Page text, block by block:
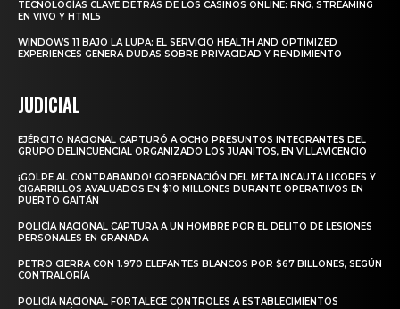
TECNOLOGÍAS CLAVE DETRÁS DE LOS CASINOS ONLINE: RNG, STREAMING
EN VIVO Y HTML5
WINDOWS 11 BAJO LA LUPA: EL SERVICIO HEALTH AND OPTIMIZED
EXPERIENCES GENERA DUDAS SOBRE PRIVACIDAD Y RENDIMIENTO
JUDICIAL
EJÉRCITO NACIONAL CAPTURÓ A OCHO PRESUNTOS INTEGRANTES DEL
GRUPO DELINCUENCIAL ORGANIZADO LOS JUANITOS, EN VILLAVICENCIO
¡GOLPE AL CONTRABANDO! GOBERNACIÓN DEL META INCAUTA LICORES Y
CIGARRILLOS AVALUADOS EN $10 MILLONES DURANTE OPERATIVOS EN
PUERTO GAITÁN
POLICÍA NACIONAL CAPTURA A UN HOMBRE POR EL DELITO DE LESIONES
PERSONALES EN GRANADA
PETRO CIERRA CON 1.970 ELEFANTES BLANCOS POR $67 BILLONES, SEGÚN
CONTRALORÍA
POLICÍA NACIONAL FORTALECE CONTROLES A ESTABLECIMIENTOS